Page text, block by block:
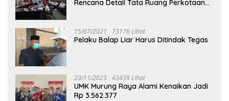
Rencana Detail Tata Ruang Perkotaan
15/07/2021 73176 Lihat
Pelaku Balap Liar Harus Ditindak Tegas
23/11/2023 43439 Lihat
UMK Murung Raya Alami Kenaikan Jadi
Rp 3.562.377